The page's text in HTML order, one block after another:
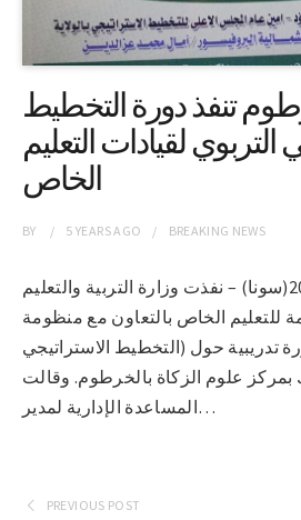
تنفذ دورة التخطيط
التربوي لقيادات التعليم
الخاص
BY 5 YEARSAGO BREAKING NEWS
الخرطوم 18-3-2021(سونا) – نفذت وزارة التربية والتعليم
للتعليم الخاص بالتعاون مع منظومة
تدريبية حول (التخطيط الاستراتيجي
بمركز علوم الزكاة بالخرطوم. وقالت
المساعدة الإدارية لمدير…
PREVIOUS POST